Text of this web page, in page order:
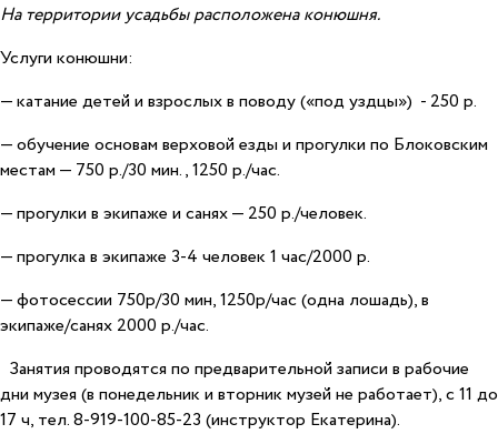
На территории усадьбы расположена конюшня.
Услуги конюшни:
— катание детей и взрослых в поводу («под уздцы») - 250 р.
— обучение основам верховой езды и прогулки по Блоковским
местам — 750 р./30 мин., 1250 р./час.
— прогулки в экипаже и санях — 250 р./человек.
— прогулка в экипаже 3-4 человек 1 час/2000 р.
— фотосессии 750р/30 мин, 1250р/час (одна лошадь), в
экипаже/санях 2000 р./час.
Занятия проводятся по предварительной записи в рабочие
дни музея (в понедельник и вторник музей не работает), с 11 до
17 ч, тел. 8-919-100-85-23 (инструктор Екатерина).